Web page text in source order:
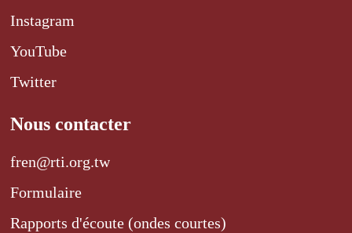
Instagram
YouTube
Twitter
Nous contacter
fren@rti.org.tw
Formulaire
Rapports d'écoute (ondes courtes)